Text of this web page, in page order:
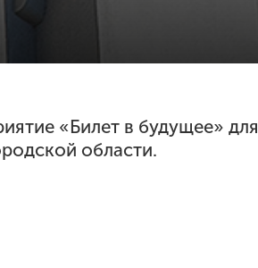
«Билет в будущее» для
области.